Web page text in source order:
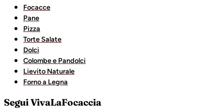
Focacce
Pane
Pizza
Torte Salate
Dolci
Colombe e Pandolci
Lievito Naturale
Forno a Legna
Segui VivaLaFocaccia